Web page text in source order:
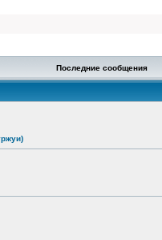
Последние сообщения